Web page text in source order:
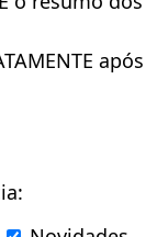
após